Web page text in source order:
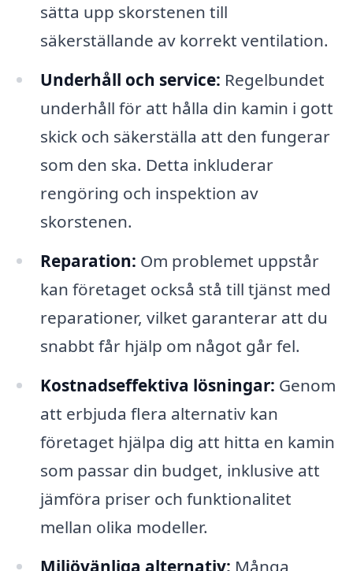
sätta upp skorstenen till
säkerställande av korrekt ventilation.
Underhåll och service: Regelbundet
underhåll för att hålla din kamin i gott
skick och säkerställa att den fungerar
som den ska. Detta inkluderar
rengöring och inspektion av
skorstenen.
Reparation: Om problemet uppstår
kan företaget också stå till tjänst med
reparationer, vilket garanterar att du
snabbt får hjälp om något går fel.
Kostnadseffektiva lösningar: Genom
att erbjuda flera alternativ kan
företaget hjälpa dig att hitta en kamin
som passar din budget, inklusive att
jämföra priser och funktionalitet
mellan olika modeller.
Miljövänliga alternativ: Många